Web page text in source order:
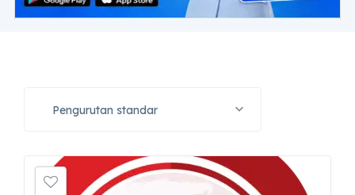
Pengurutan standar